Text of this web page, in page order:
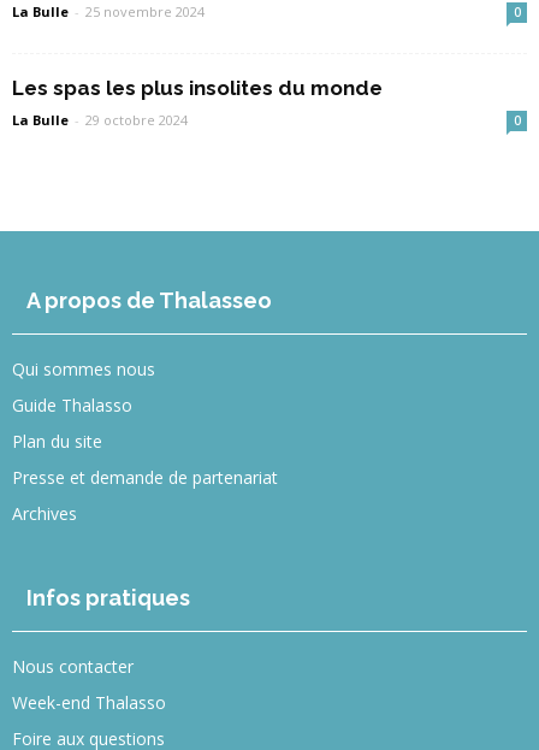
La Bulle - 25 novembre 2024 0
Les spas les plus insolites du monde
La Bulle - 29 octobre 2024 0
A propos de Thalasseo
Qui sommes nous
Guide Thalasso
Plan du site
Presse et demande de partenariat
Archives
Infos pratiques
Nous contacter
Week-end Thalasso
Foire aux questions